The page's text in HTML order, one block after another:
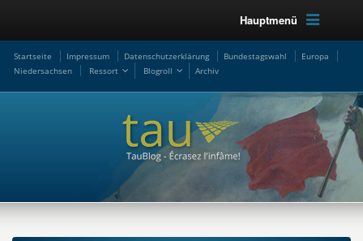
Hauptmenü
Startseite Impressum Datenschutzerklärung Bundestagswahl
Europa
Niedersachsen
Ressort Blogroll Archiv